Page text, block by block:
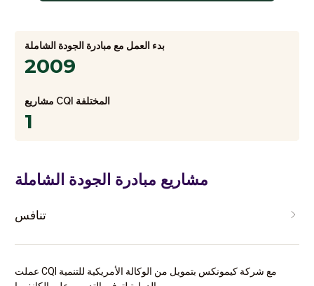
بدء العمل مع مبادرة الجودة الشاملة
2009
مشاريع CQI المختلفة
1
مشاريع مبادرة الجودة الشاملة
تنافس
عملت CQI مع شركة كيمونكس بتمويل من الوكالة الأمريكية للتنمية